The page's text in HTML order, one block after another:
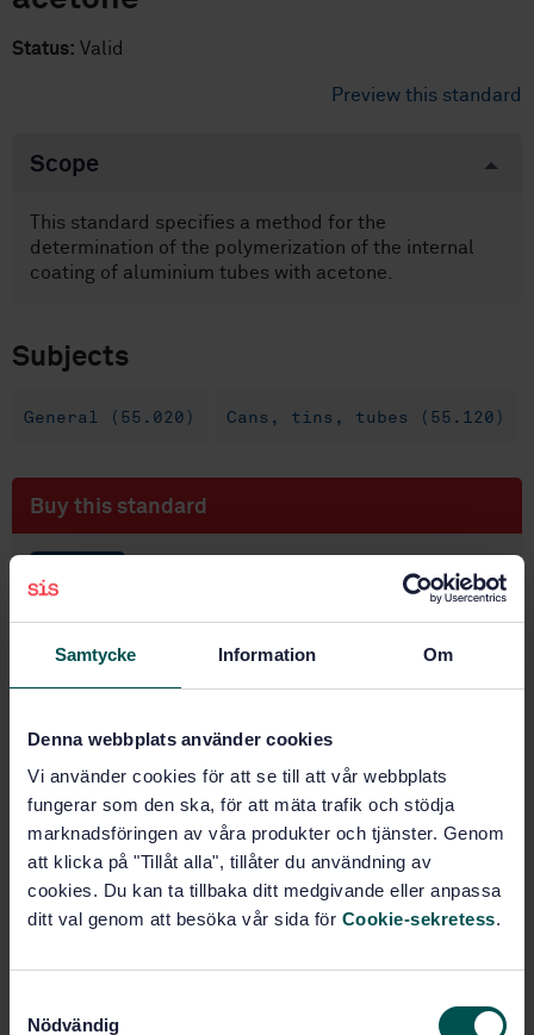
Samtycke Information Om
Denna webbplats använder cookies
Vi använder cookies för att se till att vår webbplats
fungerar som den ska, för att mäta trafik och stödja
marknadsföringen av våra produkter och tjänster. Genom
att klicka på "Tillåt alla", tillåter du användning av
cookies. Du kan ta tillbaka ditt medgivande eller anpassa
ditt val genom att besöka vår sida för Cookie-sekretess.
Nödvändig
Status: Valid
Preview this standard
Scope
This standard specifies a method for the
determination of the polymerization of the internal
coating of aluminium tubes with acetone.
Subjects
General (55.020) Cans, tins, tubes (55.120)
Buy this standard
SWEDISH STANDARD
to determine the polymerization of the internal
Subscribe on standards - Read more
Price:
PDF
Add to cart
Show more